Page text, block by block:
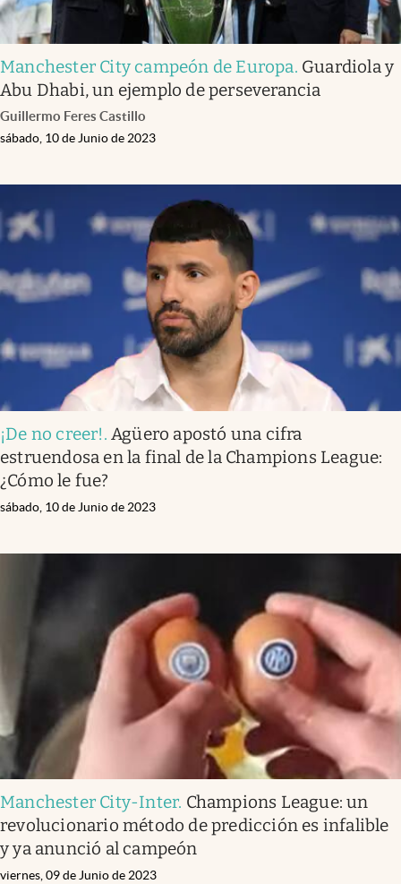
Manchester City campeón de Europa. Guardiola y
Abu Dhabi, un ejemplo de perseverancia
Guillermo Feres Castillo
sábado, 10 de Junio de 2023
¡De no creer!.Agüero apostó una cifra
estruendosa en la final de la Champions League:
¿Cómo le fue?
sábado, 10 de Junio de 2023
Manchester City-Inter. Champions League: un
revolucionario método de predicción es infalible
y ya anunció al campeón
viernes, 09 de Junio de 2023